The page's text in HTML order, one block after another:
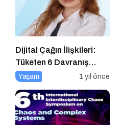
Dijital Çağın İlişkileri:
Tüketen 6 Davranış
Biçimi
Yaşam 1 yıl önce